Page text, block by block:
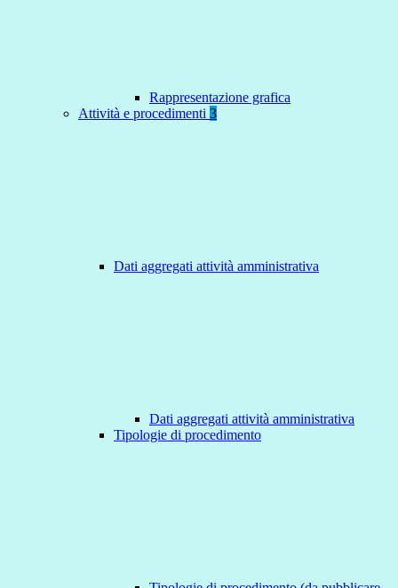
Rappresentazione grafica
Attività e procedimenti 3
Dati aggregati attività amministrativa
Dati aggregati attività amministrativa
Tipologie di procedimento